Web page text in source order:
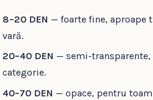
8–20 DEN — foarte fine, aproape
vară.
20–40 DEN — semi-transparente,
categorie.
40–70 DEN — opace, pentru